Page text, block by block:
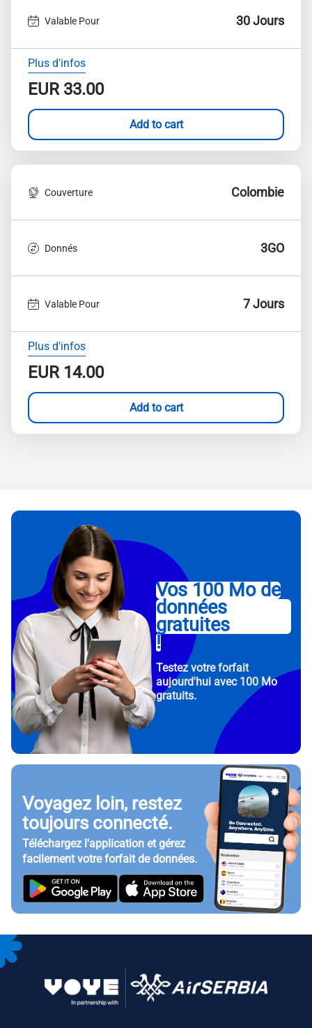
Valable Pour 30 Jours
Plus d'infos
EUR33.00
Add to cart
Couverture Colombie
Donnés 3GO
Valable Pour 7 Jours
Plus d'infos
EUR14.00
Add to cart
Vos 100 Mo de
données
gratuites
!
Testez votre forfait
aujourd'hui avec 100 Mo
gratuits.
Voyagez loin, restez
toujours connecté.
Téléchargez l'application et gérez
facilement votre forfait de données.